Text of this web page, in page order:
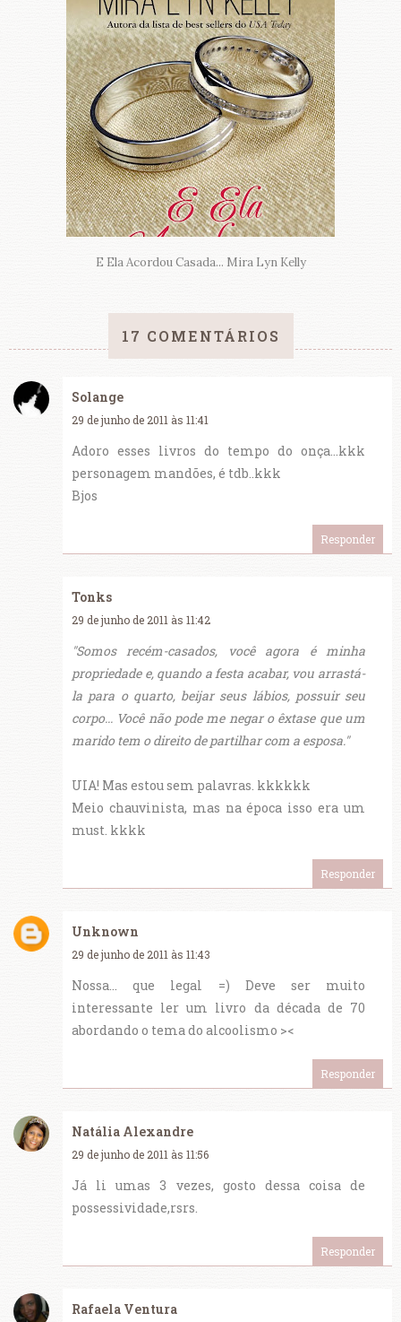
E Ela Acordou Casada... Mira Lyn Kelly
17 COMENTÁRIOS
Solange
29 de junho de 2011 às 11:41
Adoro esses livros do tempo do onça...kkk
personagem mandões, é tdb..kkk
Bjos
Responder
Tonks
29 de junho de 2011 às 11:42
"Somos recém-casados, você agora é minha
propriedade e, quando a festa acabar, vou arrastá-
la para o quarto, beijar seus lábios, possuir seu
corpo... Você não pode me negar o êxtase que um
marido tem o direito de partilhar com a esposa."
UIA! Mas estou sem palavras. kkkkkk
Meio chauvinista, mas na época isso era um
must. kkkk
Responder
Unknown
29 de junho de 2011 às 11:43
Nossa... que legal =) Deve ser muito
interessante ler um livro da década de 70
abordando o tema do alcoolismo ><
Responder
Natália Alexandre
29 de junho de 2011 às 11:56
Já li umas 3 vezes, gosto dessa coisa de
possessividade,rsrs.
Responder
Rafaela Ventura